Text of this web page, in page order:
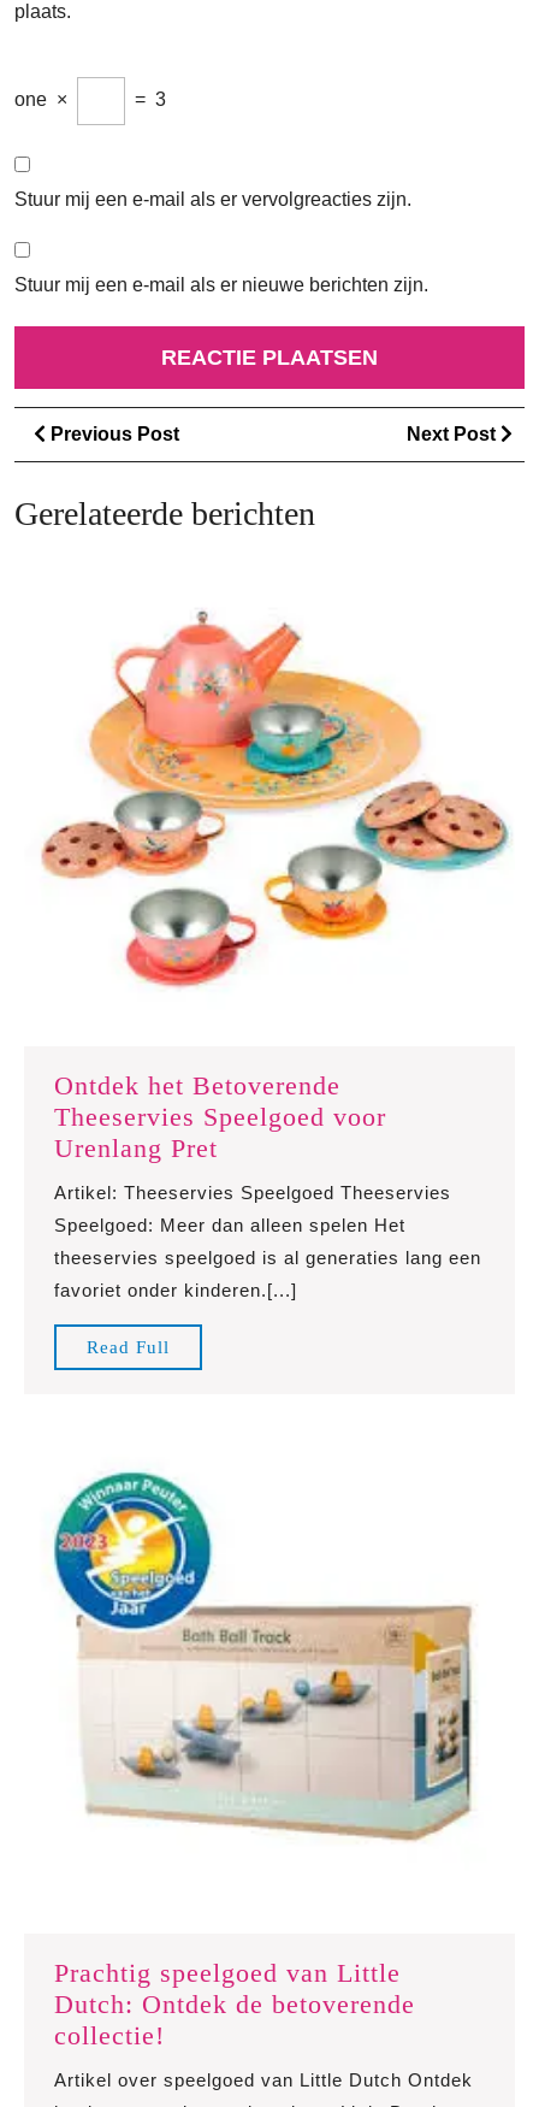
plaats.
one × = 3
Stuur mij een e-mail als er vervolgreacties zijn.
Stuur mij een e-mail als er nieuwe berichten zijn.
Berichtnavigatie
Previous PostPrevious
Post
Next Post
Gerelateerde berichten
Ontdek het Betoverende
Theeservies Speelgoed voor
Urenlang Pret
het
Betoverende
Theeservies
Speelgoed
voor
Artikel: Theeservies Speelgoed Theeservies
Speelgoed: Meer dan alleen spelen Het
theeservies speelgoed is al generaties lang een
favoriet onder kinderen.[...]
Read Full
Full
Prachtig speelgoed van Little
Dutch: Ontdek de betoverende
collectie!
speelgoed
van
Artikel over speelgoed van Little Dutch Ontdek